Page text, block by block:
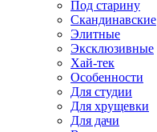
Под старину
Скандинавские
Элитные
Эксклюзивные
Хай-тек
Особенности
Для студии
Для хрущевки
Для дачи